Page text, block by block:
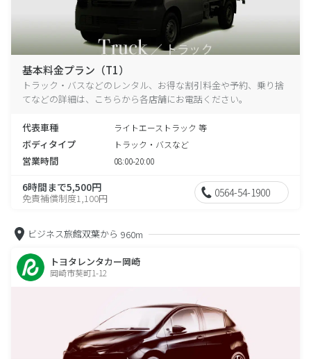
基本料金プラン（T1）
トラック・バスなどのレンタル、お得な割引料金や予約、乗り捨
てなどの詳細は、こちらから各店舗にお電話ください。
代表車種 ライトエーストラック 等
ボディタイプ トラック・バスなど
営業時間 08:00-20:00
6時間まで5,500円
免責補償制度1,100円 0564-54-1900
ビジネス旅館双葉から 960m
トヨタレンタカー岡崎
岡崎市葵町1-12